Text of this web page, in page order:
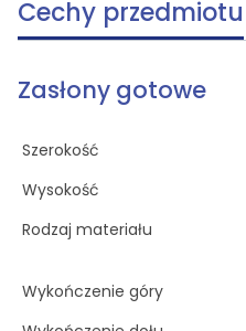
Cechy przedmiotu
Zasłony gotowe
Szerokość
Wysokość
Rodzaj materiału
Wykończenie góry